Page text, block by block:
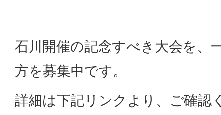
石川開催の記念すべき大会を、
方を募集中です。
詳細は下記リンクより、ご確認